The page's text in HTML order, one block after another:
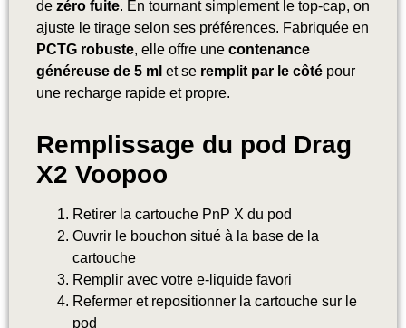
de zéro fuite. En tournant simplement le top-cap, on
ajuste le tirage selon ses préférences. Fabriquée en
PCTG robuste, elle offre une contenance
généreuse de 5 ml et se remplit par le côté pour
une recharge rapide et propre.
Remplissage du pod Drag
X2 Voopoo
Retirer la cartouche PnP X du pod
Ouvrir le bouchon situé à la base de la
cartouche
Remplir avec votre e-liquide favori
Refermer et repositionner la cartouche sur le
pod